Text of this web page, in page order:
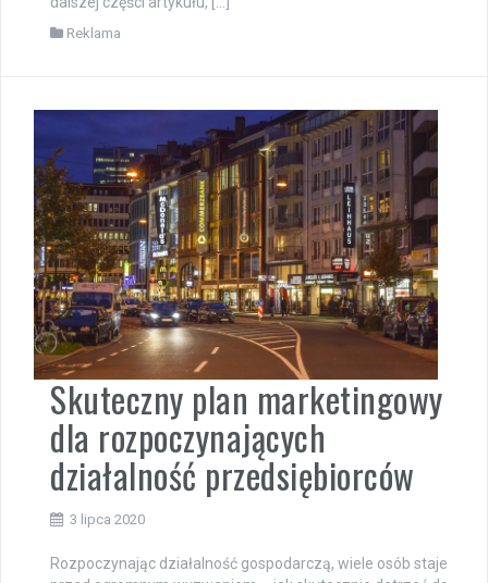
Reklama
Skuteczny plan marketingowy
dla rozpoczynających
działalność przedsiębiorców
3 lipca 2020
Rozpoczynając działalność gospodarczą, wiele osób staje